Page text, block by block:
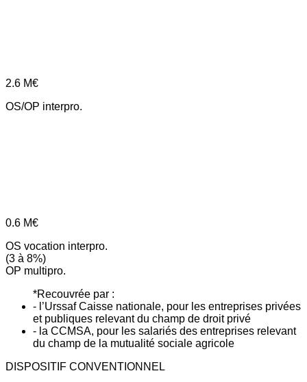
2.6 M€
OS/OP interpro.
0.6 M€
OS vocation interpro.
(3 à 8%)
OP multipro.
*Recouvrée par :
- l’Urssaf Caisse nationale, pour les entreprises privées
et publiques relevant du champ de droit privé
- la CCMSA, pour les salariés des entreprises relevant
du champ de la mutualité sociale agricole
DISPOSITIF CONVENTIONNEL